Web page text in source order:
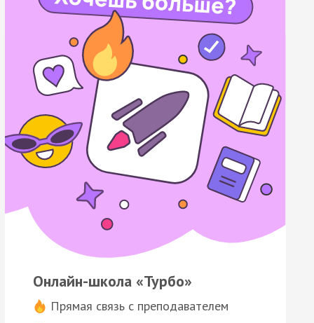
Онлайн-школа «Турбо»
Прямая связь с преподавателем